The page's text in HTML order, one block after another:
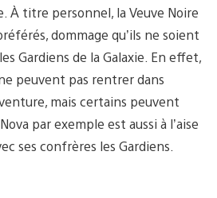
À titre personnel, la Veuve Noire
dommage qu’ils ne soient
Gardiens de la Galaxie. En effet,
peuvent pas rentrer dans
mais certains peuvent
par exemple est aussi à l’aise
ses confrères les Gardiens.